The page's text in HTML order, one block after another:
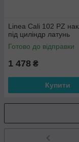
Linea Cali 102 PZ
під циліндр латунь
Готово до відправки
1 478 ₴
Купити